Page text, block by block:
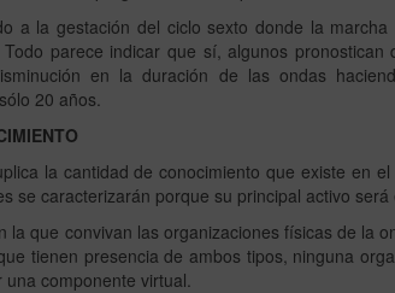
a la gestación del ciclo sexto donde la
Todo parece indicar que sí, algunos
en la duración de las ondas
20 años.
la cantidad de conocimiento que existe en
se caracterizarán porque su principal activo será
la que convivan las organizaciones físicas de la
tienen presencia de ambos tipos, ninguna
componente virtual.